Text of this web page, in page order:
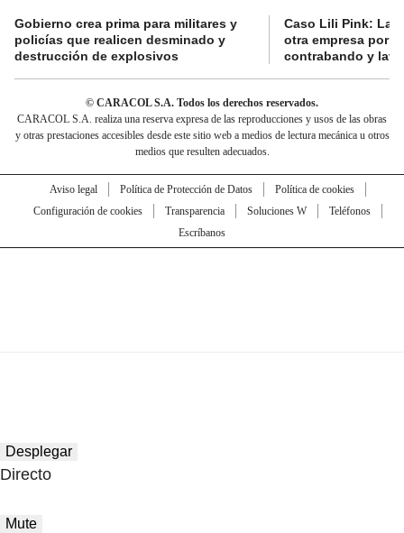
Gobierno crea prima para militares y
policías que realicen desminado y
destrucción de explosivos
Caso Lili Pink: La
otra empresa por
contrabando y
© CARACOL S.A. Todos los derechos reservados.
CARACOL S.A. realiza una reserva expresa de las reproducciones y usos de las obras
y otras prestaciones accesibles desde este sitio web a medios de lectura mecánica u otros
medios que resulten adecuados.
Aviso legal Política de Protección de Datos
Política de cookies
Configuración de cookies
Transparencia Soluciones W
Teléfonos
Escríbanos
Desplegar
Directo
Mute